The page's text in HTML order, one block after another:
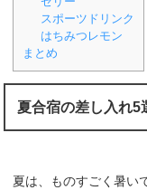
スポーツドリンク
はちみつレモン
まとめ
夏合宿の差し入れ5
夏は、ものすごく暑い